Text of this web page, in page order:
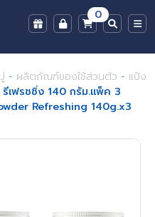
0
- ผลิตภัณฑ์ของใช้ส่วนตัว - แป้ง
เฟรชชิ่ง 140 กรัม.แพ็ค 3
Refreshing 140g.x3